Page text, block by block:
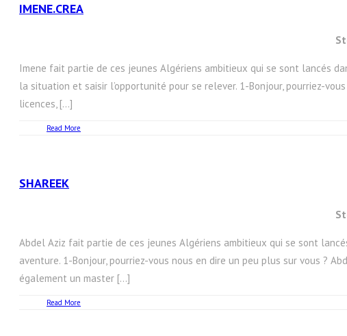
IMENE.CREA
Imene fait partie de ces jeunes Algériens ambitieux qui se sont lancés
la situation et saisir l’opportunité pour se relever. 1-Bonjour, pourriez-
licences, […]
Read More
SHAREEK
Abdel Aziz fait partie de ces jeunes Algériens ambitieux qui se sont
aventure. 1-Bonjour, pourriez-vous nous en dire un peu plus sur vous ?
également un master […]
Read More